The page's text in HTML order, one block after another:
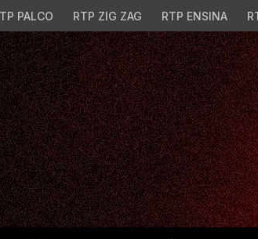
PALCO RTP ZIG ZAG RTP ENSINA